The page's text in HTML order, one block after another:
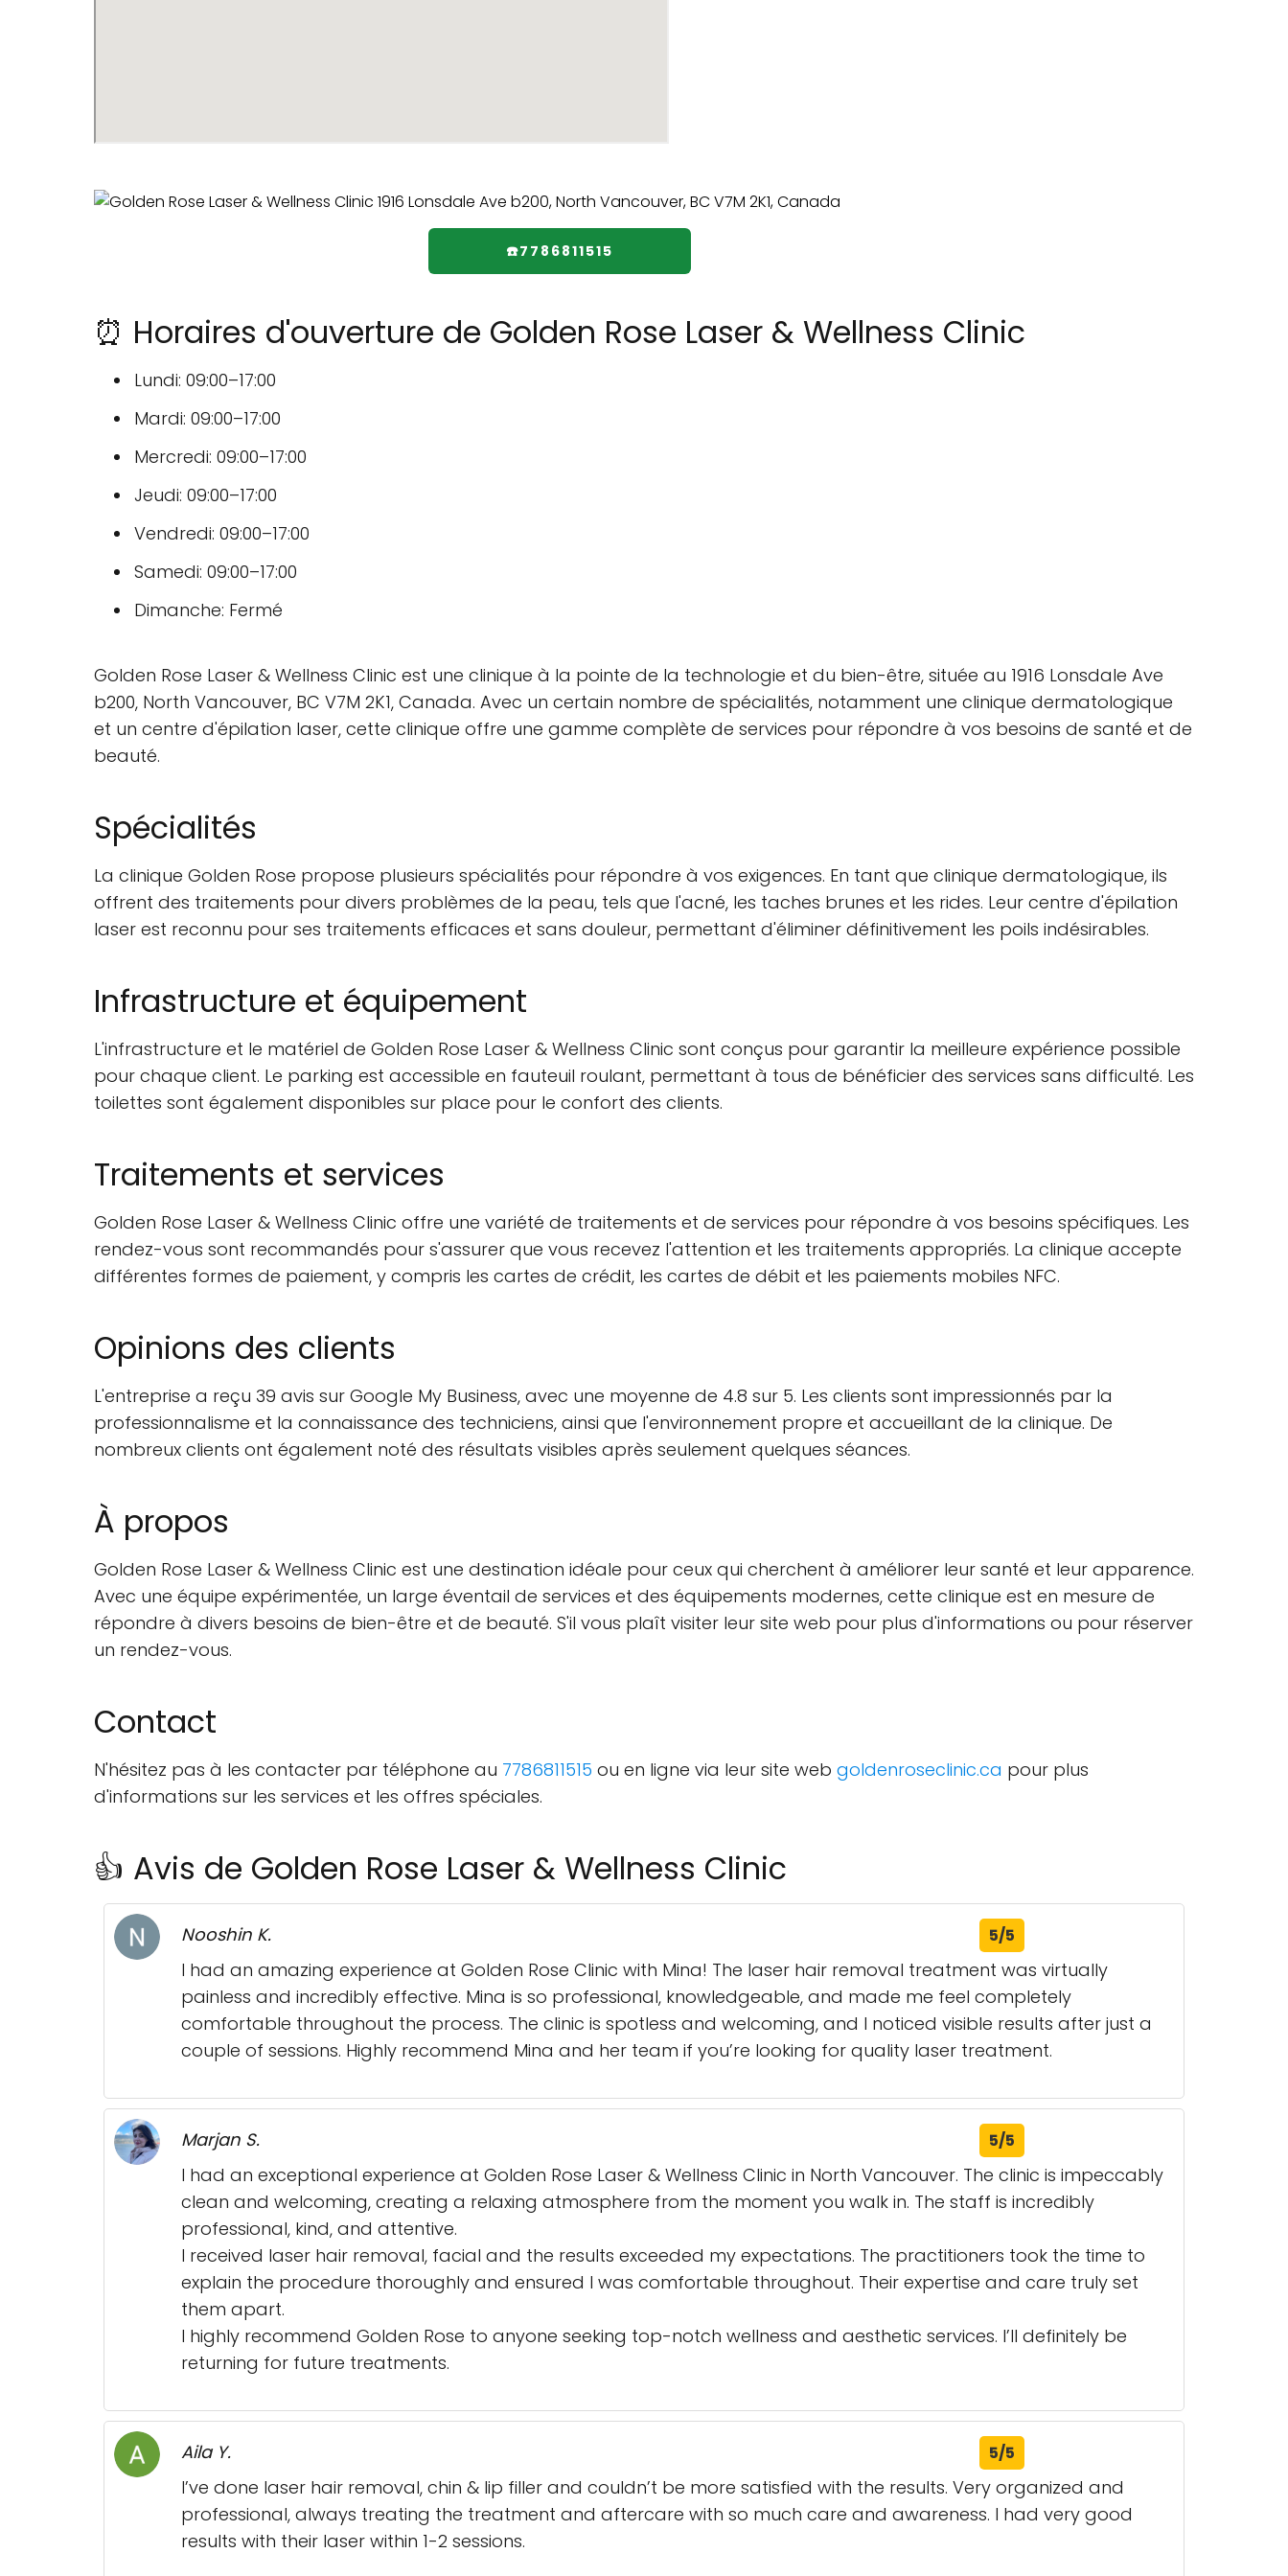
☎️7786811515
⏰ Horaires d'ouverture de Golden Rose Laser & Wellness Clinic
Lundi: 09:00–17:00
Mardi: 09:00–17:00
Mercredi: 09:00–17:00
Jeudi: 09:00–17:00
Vendredi: 09:00–17:00
Samedi: 09:00–17:00
Dimanche: Fermé
Golden Rose Laser & Wellness Clinic est une clinique à la pointe de la technologie et du bien-être, située au 1916 Lonsdale Ave
b200, North Vancouver, BC V7M 2K1, Canada. Avec un certain nombre de spécialités, notamment une clinique dermatologique
et un centre d'épilation laser, cette clinique offre une gamme complète de services pour répondre à vos besoins de santé et de
beauté.
Spécialités
La clinique Golden Rose propose plusieurs spécialités pour répondre à vos exigences. En tant que clinique dermatologique, ils
offrent des traitements pour divers problèmes de la peau, tels que l'acné, les taches brunes et les rides. Leur centre d'épilation
laser est reconnu pour ses traitements efficaces et sans douleur, permettant d'éliminer définitivement les poils indésirables.
Infrastructure et équipement
L'infrastructure et le matériel de Golden Rose Laser & Wellness Clinic sont conçus pour garantir la meilleure expérience possible
pour chaque client. Le parking est accessible en fauteuil roulant, permettant à tous de bénéficier des services sans difficulté. Les
toilettes sont également disponibles sur place pour le confort des clients.
Traitements et services
Golden Rose Laser & Wellness Clinic offre une variété de traitements et de services pour répondre à vos besoins spécifiques. Les
rendez-vous sont recommandés pour s'assurer que vous recevez l'attention et les traitements appropriés. La clinique accepte
différentes formes de paiement, y compris les cartes de crédit, les cartes de débit et les paiements mobiles NFC.
Opinions des clients
L'entreprise a reçu 39 avis sur Google My Business, avec une moyenne de 4.8 sur 5. Les clients sont impressionnés par la
professionnalisme et la connaissance des techniciens, ainsi que l'environnement propre et accueillant de la clinique. De
nombreux clients ont également noté des résultats visibles après seulement quelques séances.
À propos
Golden Rose Laser & Wellness Clinic est une destination idéale pour ceux qui cherchent à améliorer leur santé et leur apparence.
Avec une équipe expérimentée, un large éventail de services et des équipements modernes, cette clinique est en mesure de
répondre à divers besoins de bien-être et de beauté. S'il vous plaît visiter leur site web pour plus d'informations ou pour réserver
un rendez-vous.
Contact
N'hésitez pas à les contacter par téléphone au 7786811515 ou en ligne via leur site web goldenroseclinic.ca pour plus
d'informations sur les services et les offres spéciales.
👍 Avis de Golden Rose Laser & Wellness Clinic
Nooshin K. 5/5
I had an amazing experience at Golden Rose Clinic with Mina! The laser hair removal treatment was virtually
painless and incredibly effective. Mina is so professional, knowledgeable, and made me feel completely
comfortable throughout the process. The clinic is spotless and welcoming, and I noticed visible results after just a
couple of sessions. Highly recommend Mina and her team if you’re looking for quality laser treatment.
Marjan S. 5/5
I had an exceptional experience at Golden Rose Laser & Wellness Clinic in North Vancouver. The clinic is impeccably
clean and welcoming, creating a relaxing atmosphere from the moment you walk in. The staff is incredibly
professional, kind, and attentive.
I received laser hair removal, facial and the results exceeded my expectations. The practitioners took the time to
explain the procedure thoroughly and ensured I was comfortable throughout. Their expertise and care truly set
them apart.
I highly recommend Golden Rose to anyone seeking top-notch wellness and aesthetic services. I’ll definitely be
returning for future treatments.
Aila Y. 5/5
I’ve done laser hair removal, chin & lip filler and couldn’t be more satisfied with the results. Very organized and
professional, always treating the treatment and aftercare with so much care and awareness. I had very good
results with their laser within 1-2 sessions.